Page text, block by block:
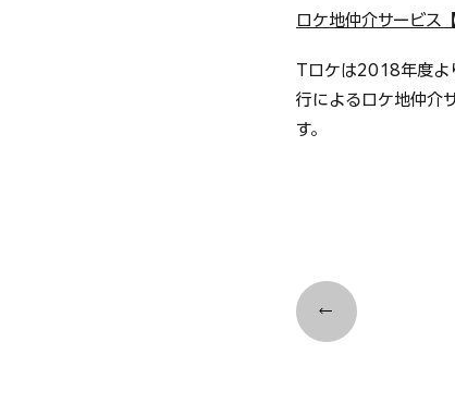
ロケ地仲介サービス
Tロケは2018年度よ
行によるロケ地仲介
す。